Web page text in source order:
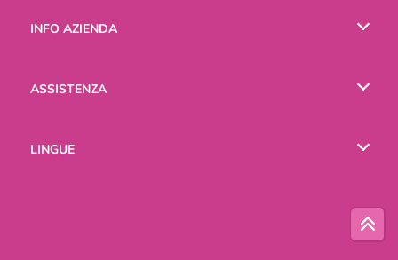
INFO AZIENDA
ASSISTENZA
LINGUE